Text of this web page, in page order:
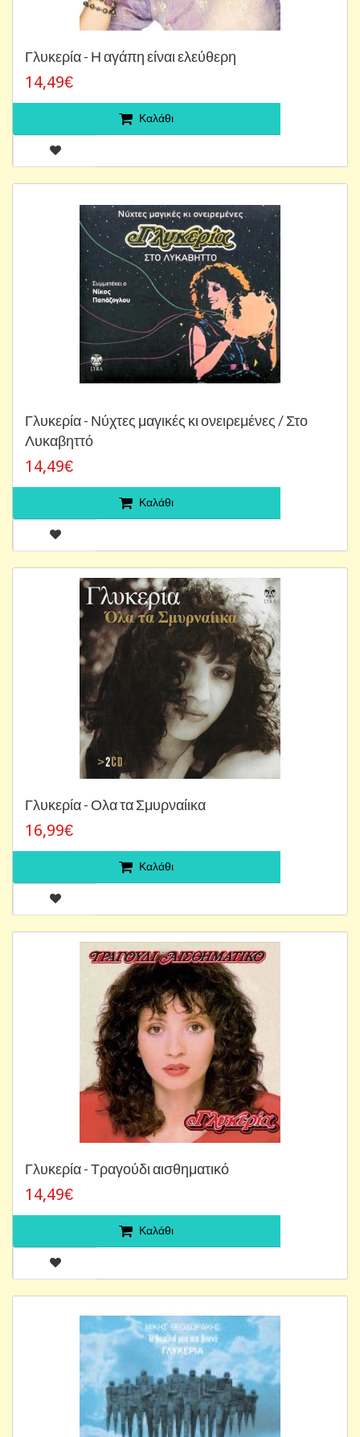
Γλυκερία - Η αγάπη είναι ελεύθερη
14,49€
Καλάθι
Γλυκερία - Νύχτες μαγικές κι ονειρεμένες / Στο
Λυκαβηττό
14,49€
Καλάθι
Γλυκερία - Ολα τα Σμυρναίικα
16,99€
Καλάθι
Γλυκερία - Τραγούδι αισθηματικό
14,49€
Καλάθι